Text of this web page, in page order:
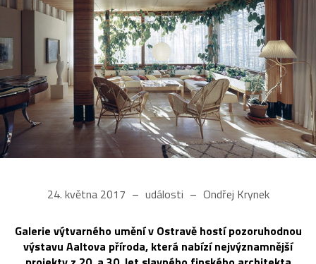
24. května 2017 události Ondřej Krynek
Galerie výtvarného umění v Ostravě hostí pozoruhodnou
výstavu Aaltova příroda, která nabízí nejvýznamnější